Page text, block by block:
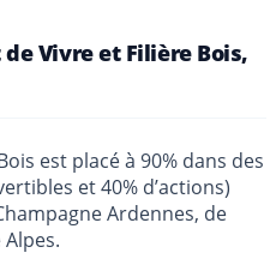
de Vivre et Filière Bois,
est placé à 90% dans des
et 40% d’actions)
Ardennes, de